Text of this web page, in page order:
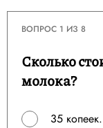
ВОПРОС 1 ИЗ 8
Сколько
молока?
35 копеек.